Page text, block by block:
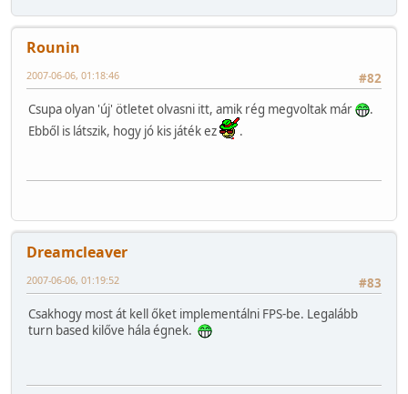
Rounin
#82
2007-06-06, 01:18:46
Csupa olyan 'új' ötletet olvasni itt, amik rég megvoltak már
.
Ebből is látszik, hogy jó kis játék ez
.
Dreamcleaver
#83
2007-06-06, 01:19:52
Csakhogy most át kell őket implementálni FPS-be. Legalább
turn based kilőve hála égnek.